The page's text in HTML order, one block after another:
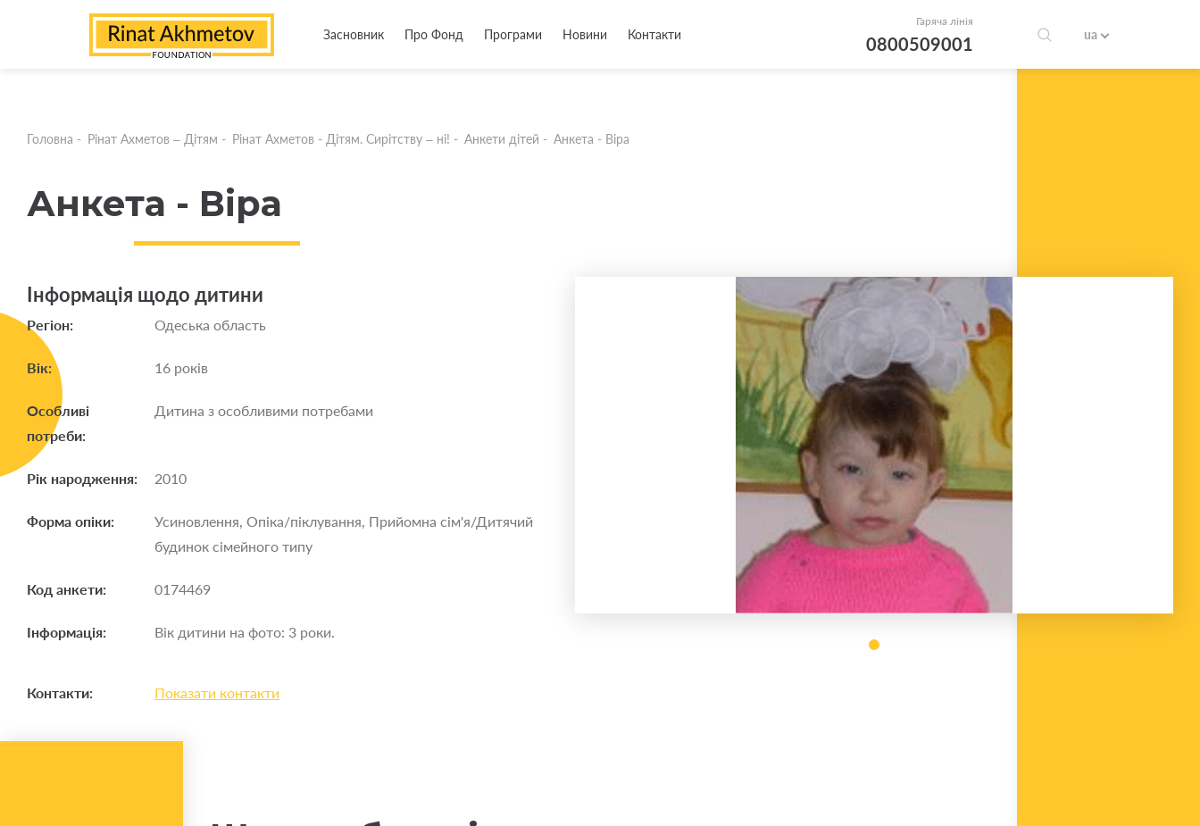
Засновник Про Фонд Програми Новини Контакти
Гаряча лінія
0800509001 ua
Головна - Рінат Ахметов – Дітям - Рінат Ахметов - Дітям. Сирітству – ні! - Анкети дітей - Анкета - Віра
Анкета - Віра
Інформація щодо дитини
Регіон: Одеська область
Вік: 16 років
Особливі
потреби:
Дитина з особливими потребами
Рік народження: 2010
Форма опіки:
Усиновлення, Опіка/піклування, Прийомна сім'я/Дитячий
будинок сімейного типу
Код анкети: 0174469
Інформація: Вік дитини на фото: 3 роки.
Контакти: Показати контакти